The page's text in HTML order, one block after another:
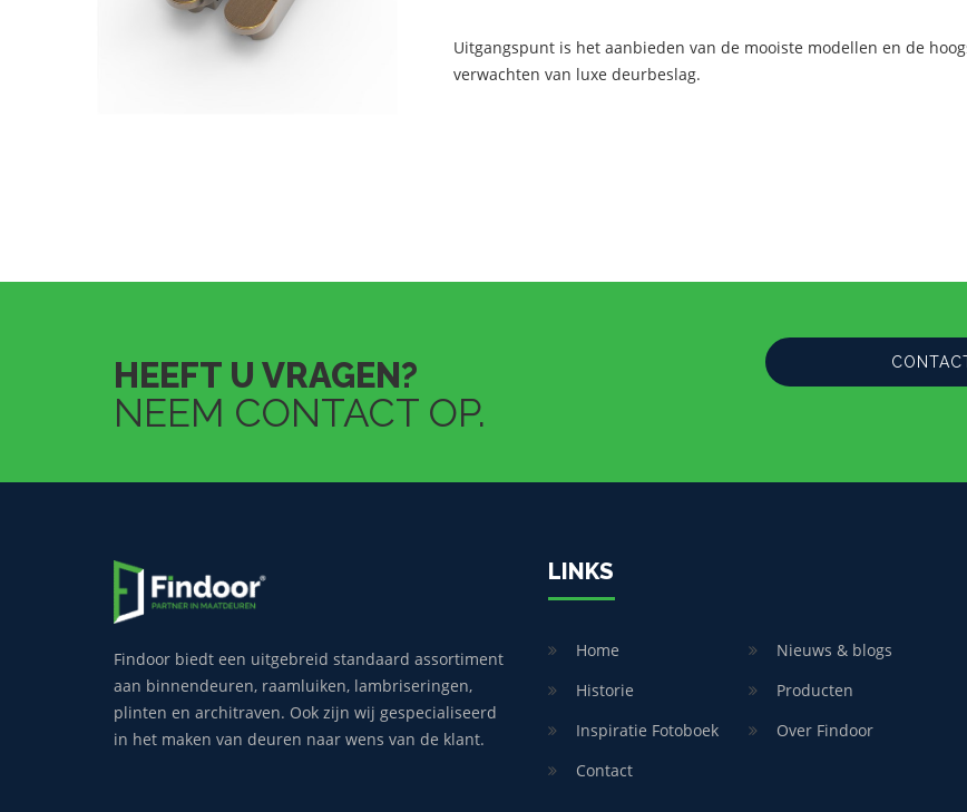
Uitgangspunt is het aanbieden van de mooiste modellen en de
verwachten van luxe deurbeslag.
HEEFT U VRAGEN?
NEEM CONTACT OP.
Findoor biedt een uitgebreid standaard assortiment
aan binnendeuren, raamluiken, lambriseringen,
plinten en architraven. Ook zijn wij gespecialiseerd
in het maken van deuren naar wens van de klant.
LINKS
Home
Nieuws & blogs
Historie
Producten
Inspiratie Fotoboek
Over Findoor
Contact